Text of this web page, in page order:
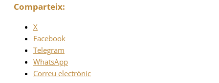
Comparteix:
X
Facebook
Telegram
WhatsApp
Correu electrònic